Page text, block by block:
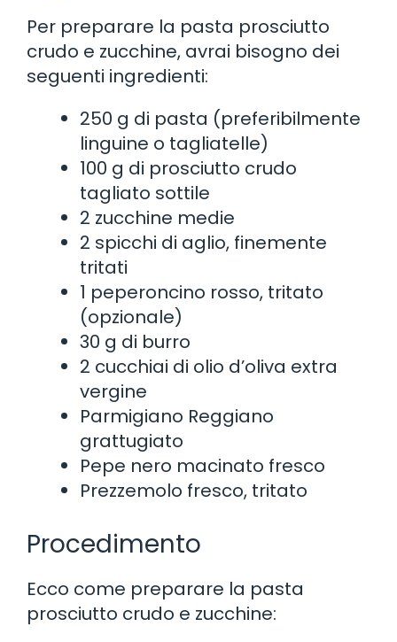
Per preparare la pasta prosciutto
crudo e zucchine, avrai bisogno dei
seguenti ingredienti:
250 g di pasta (preferibilmente
linguine o tagliatelle)
100 g di prosciutto crudo
tagliato sottile
2 zucchine medie
2 spicchi di aglio, finemente
tritati
1 peperoncino rosso, tritato
(opzionale)
30 g di burro
2 cucchiai di olio d’oliva extra
vergine
Parmigiano Reggiano
grattugiato
Pepe nero macinato fresco
Prezzemolo fresco, tritato
Procedimento
Ecco come preparare la pasta
prosciutto crudo e zucchine: